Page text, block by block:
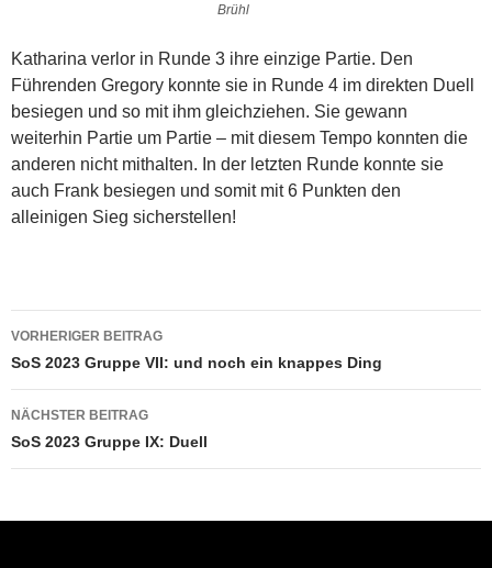
Brühl
Katharina verlor in Runde 3 ihre einzige Partie. Den
Führenden Gregory konnte sie in Runde 4 im direkten Duell
besiegen und so mit ihm gleichziehen. Sie gewann
weiterhin Partie um Partie – mit diesem Tempo konnten die
anderen nicht mithalten. In der letzten Runde konnte sie
auch Frank besiegen und somit mit 6 Punkten den
alleinigen Sieg sicherstellen!
Beitragsnavigation
VORHERIGER BEITRAG
SoS 2023 Gruppe VII: und noch ein knappes Ding
NÄCHSTER BEITRAG
SoS 2023 Gruppe IX: Duell